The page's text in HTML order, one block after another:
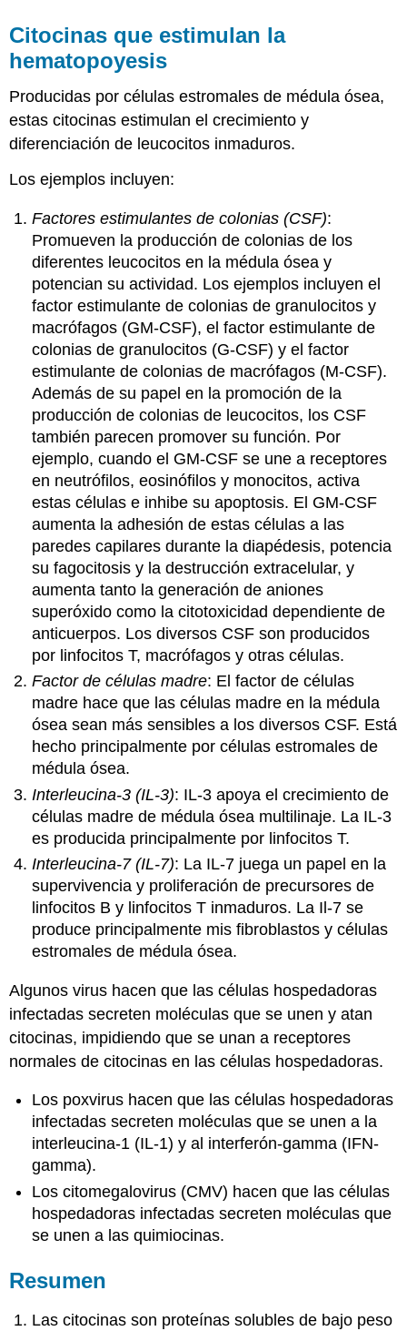
Citocinas que estimulan la
hematopoyesis
Producidas por células estromales de médula ósea,
estas citocinas estimulan el crecimiento y
diferenciación de leucocitos inmaduros.
Los ejemplos incluyen:
Factores estimulantes de colonias (CSF):
Promueven la producción de colonias de los
diferentes leucocitos en la médula ósea y
potencian su actividad. Los ejemplos incluyen el
factor estimulante de colonias de granulocitos y
macrófagos (GM-CSF), el factor estimulante de
colonias de granulocitos (G-CSF) y el factor
estimulante de colonias de macrófagos (M-CSF).
Además de su papel en la promoción de la
producción de colonias de leucocitos, los CSF
también parecen promover su función. Por
ejemplo, cuando el GM-CSF se une a receptores
en neutrófilos, eosinófilos y monocitos, activa
estas células e inhibe su apoptosis. El GM-CSF
aumenta la adhesión de estas células a las
paredes capilares durante la diapédesis, potencia
su fagocitosis y la destrucción extracelular, y
aumenta tanto la generación de aniones
superóxido como la citotoxicidad dependiente de
anticuerpos. Los diversos CSF son producidos
por linfocitos T, macrófagos y otras células.
Factor de células madre: El factor de células
madre hace que las células madre en la médula
ósea sean más sensibles a los diversos CSF. Está
hecho principalmente por células estromales de
médula ósea.
Interleucina-3 (IL-3): IL-3 apoya el crecimiento de
células madre de médula ósea multilinaje. La IL-3
es producida principalmente por linfocitos T.
Interleucina-7 (IL-7): La IL-7 juega un papel en la
supervivencia y proliferación de precursores de
linfocitos B y linfocitos T inmaduros. La Il-7 se
produce principalmente mis fibroblastos y células
estromales de médula ósea.
Algunos virus hacen que las células hospedadoras
infectadas secreten moléculas que se unen y atan
citocinas, impidiendo que se unan a receptores
normales de citocinas en las células hospedadoras.
Los poxvirus hacen que las células hospedadoras
infectadas secreten moléculas que se unen a la
interleucina-1 (IL-1) y al interferón-gamma (IFN-
gamma).
Loscitomegalovirus (CMV) hacen que las células
hospedadoras infectadas secreten moléculas que
se unen a las quimiocinas.
Resumen
Las citocinas son proteínas solubles de bajo peso